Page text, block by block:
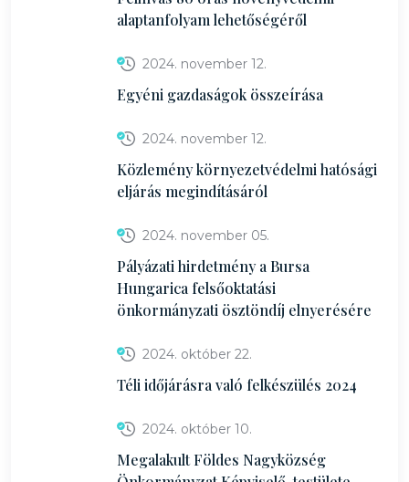
alaptanfolyam lehetőségéről
2024. november 12.
Egyéni gazdaságok összeírása
2024. november 12.
Közlemény környezetvédelmi hatósági
eljárás megindításáról
2024. november 05.
Pályázati hirdetmény a Bursa
Hungarica felsőoktatási
önkormányzati ösztöndíj elnyerésére
2024. október 22.
Téli időjárásra való felkészülés 2024
2024. október 10.
Megalakult Földes Nagyközség